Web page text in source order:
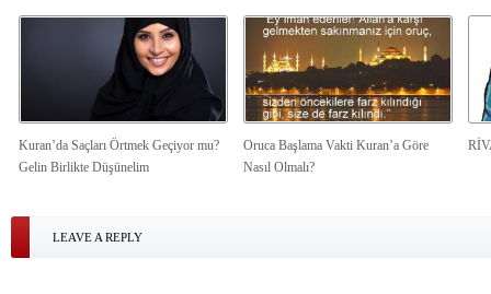
Kuran’da Saçları Örtmek Geçiyor mu?
Gelin Birlikte Düşünelim
Oruca Başlama Vakti Kuran’a Göre
Nasıl Olmalı?
LEAVE A REPLY